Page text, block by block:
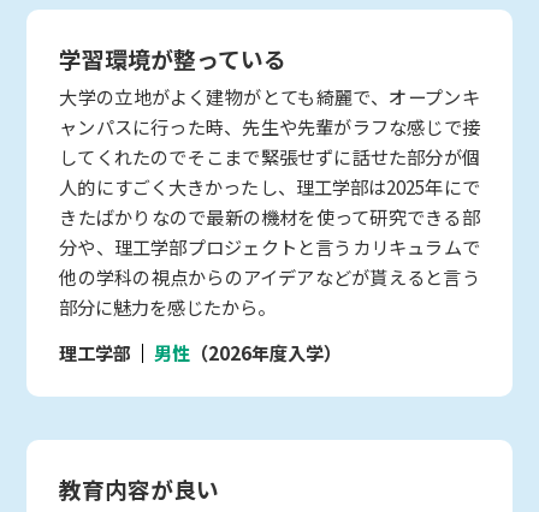
学習環境が整っている
大学の立地がよく建物がとても綺麗で、オープンキ
ャンパスに行った時、先生や先輩がラフな感じで接
してくれたのでそこまで緊張せずに話せた部分が個
人的にすごく大きかったし、理工学部は2025年にで
きたばかりなので最新の機材を使って研究できる部
分や、理工学部プロジェクトと言うカリキュラムで
他の学科の視点からのアイデアなどが貰えると言う
部分に魅力を感じたから。
理工学部
男性 （2026年度入学）
教育内容が良い